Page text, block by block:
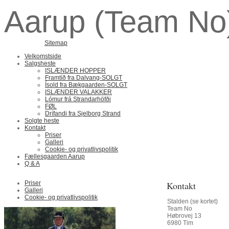
Aarup (Team
Sitemap
Velkomstside
Salgsheste
ISLÆNDER HOPPER
Framtíð fra Dalvang-SOLGT
Ísold fra Bækgaarden-SOLGT
ISLÆNDER VALAKKER
Lómur frá Strandarhöfði
FØL
Drífandi fra Sjelborg Strand
Solgte heste
Kontakt
Priser
Galleri
Cookie- og privatlivspolitik
Fællesgaarden Aarup
Q & A
Priser
Galleri
Cookie- og privatlivspolitik
Kontakt
Stalden (se kortet)
Team No
Høbrovej 13
6980 Tim